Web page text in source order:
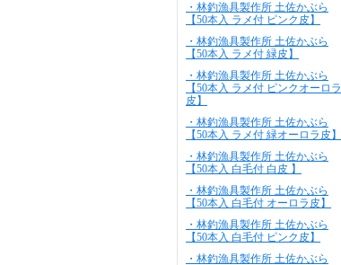
・林釣漁具製作所 土佐かぶら
【50本入 ラメ付 ピンク皮】
・林釣漁具製作所 土佐かぶら
【50本入 ラメ付 緑皮】
・林釣漁具製作所 土佐かぶら
【50本入 ラメ付 ピンクオーロラ
皮】
・林釣漁具製作所 土佐かぶら
【50本入 ラメ付 緑オーロラ皮】
・林釣漁具製作所 土佐かぶら
【50本入 白毛付 白皮 】
・林釣漁具製作所 土佐かぶら
【50本入 白毛付 オーロラ皮】
・林釣漁具製作所 土佐かぶら
【50本入 白毛付 ピンク皮】
・林釣漁具製作所 土佐かぶら